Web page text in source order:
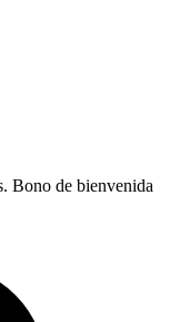
Bono de bienvenida